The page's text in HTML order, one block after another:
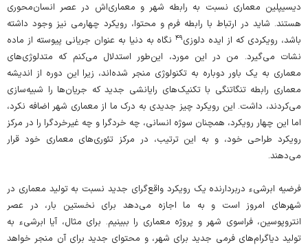
دیسیپلین معماری نسبت به رابطه‌ شهر و معماری‌اش در عصر انسان‌محوری
هستند. شاید در ارتباط با رابطه‌ فرم و محتوا، رویکرد چهارمی نیز وجود داشته
باشد، رویکردی که از ایده‌ دلوزی۴۹نگاه به دنیا به عنوان جریانی پیوسته از ماده
نشات می‌گیرد. من در این مورد، این‌طور استدلال می‌کنم که متدلوژی‌های
معماری به یک باور دوباره به تکنولوژی منجر شده‌اند، زیرا این دوره‌ از اندیشه‌
معماری رابطه‌ تنگاتنگی با تکنیک‌های رایانشی جدید که جریان‌ها را شبیه‌سازی
می‌کردند، داشت. این رویکرد چیز جدیدی به درک ما از معماری شهر اضافه نکرد،
اما این چهار رویکرد، همچنان سوژه‌ انسانی، چه خردگرا و چه غیرخردگرا را در مرکز
رویکرد طراحی خود، و به این ترتیب، در مرکز تئوری‌های معماری خود قرار
می‌دهند.
فرضیه‌ ابرشیء دربردارنده‌ یک رویکرد واقع‌گرای جدید نسبت به تولید معماری در
شهرهای امروز است و به ما اجازه می‌دهد برای نخستین بار، در عصر
انتروپوسین، فراسوی شهر و پروژه‌ معماری را ببینیم. برای مثال، آیا ابرشیء به
تولید دیاگرام‌های فرمی جدید برای شهر، و محتوای جدید برای آن منجر خواهد